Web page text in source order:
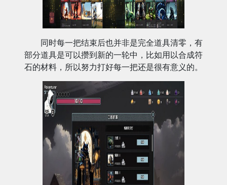
同时每一把结束后也并非是完全道具清零，有
部分道具是可以攒到新的一轮中，比如用以合成符
石的材料，所以努力打好每一把还是很有意义的。